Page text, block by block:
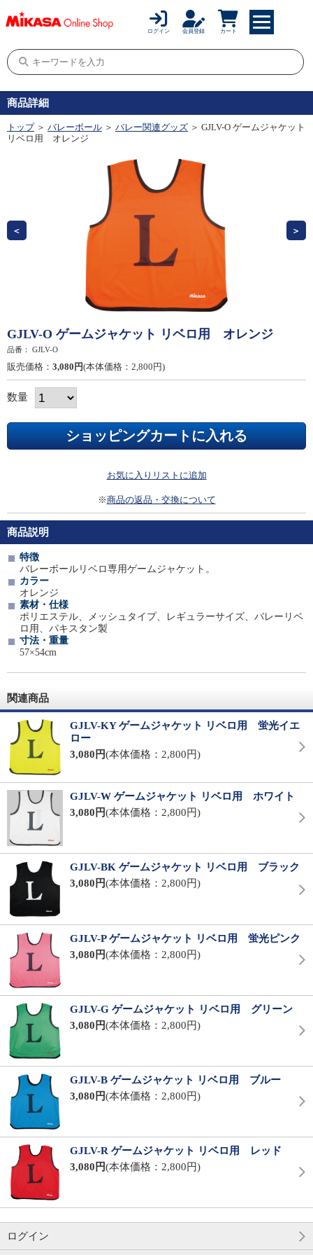
ログイン 会員登録 カート
商品詳細
トップ ＞ バレーボール ＞ バレー関連グッズ ＞ GJLV-O ゲームジャケット
リベロ用 オレンジ
GJLV-O ゲームジャケット リベロ用 オレンジ
品番： GJLV-O
販売価格： 3,080円(本体価格：2,800円)
数量
お気に入りリストに追加
※商品の返品・交換について
商品説明
特徴
バレーボールリベロ専用ゲームジャケット。
カラー
オレンジ
素材・仕様
ポリエステル、メッシュタイプ、レギュラーサイズ、バレーリベ
ロ用、パキスタン製
寸法・重量
57×54cm
関連商品
GJLV-KY ゲームジャケット リベロ用 蛍光イエ
ロー
3,080円(本体価格：2,800円)
GJLV-W ゲームジャケット リベロ用 ホワイト
3,080円(本体価格：2,800円)
GJLV-BK ゲームジャケット リベロ用 ブラック
3,080円(本体価格：2,800円)
GJLV-P ゲームジャケット リベロ用 蛍光ピンク
3,080円(本体価格：2,800円)
GJLV-G ゲームジャケット リベロ用 グリーン
3,080円(本体価格：2,800円)
GJLV-B ゲームジャケット リベロ用 ブルー
3,080円(本体価格：2,800円)
GJLV-R ゲームジャケット リベロ用 レッド
3,080円(本体価格：2,800円)
ログイン